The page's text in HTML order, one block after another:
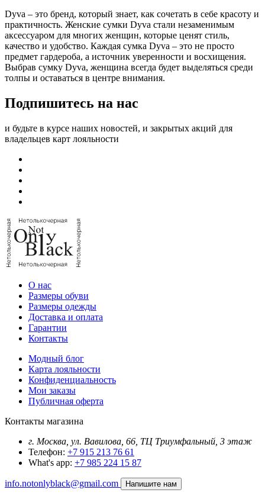
Dyva – это бренд, который знает, как сочетать в себе красоту и
практичность. Женские сумки Dyva стали незаменимым
аксессуаром для многих женщин, которые ценят стиль,
качество и удобство. Каждая сумка Dyva – это не просто
предмет гардероба, а источник уверенности и восхищения.
Выбрав сумку Dyva, женщина всегда будет выделяться среди
толпы и оставаться в центре внимания.
Подпишитесь на нас
и будьте в курсе наших новостей, и закрытых акций для
владельцев карт лояльности
О нас
Размеры обуви
Размеры одежды
Доставка и оплата
Гарантии
Контакты
Модный блог
Карта лояльности
Конфиденциальность
Мои заказы
Публичная оферта
Контакты магазина
г. Москва, ул. Вавилова, 66, ТЦ Триумфальный, 3 этаж
Телефон: +7 915 213 76 61
What's app: +7 985 224 15 87
info.notonlyblack@gmail.com Напишите нам